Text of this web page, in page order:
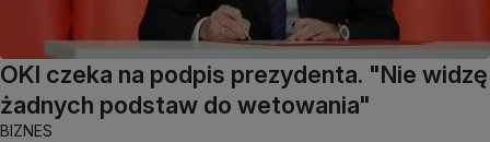
OKI czeka na podpis prezydenta. "Nie widzę
żadnych podstaw do wetowania"
BIZNES